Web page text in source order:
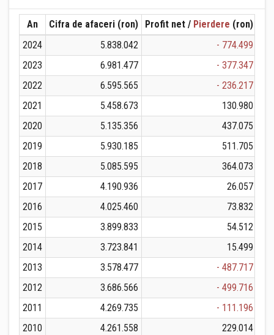
An Cifra de afaceri (ron) Profit net / Pierdere (ron)
2024
5.838.042
- 774.499
2023
6.981.477
- 377.347
2022
6.595.565
- 236.217
2021
5.458.673
130.980
2020
5.135.356
437.075
2019
5.930.185
511.705
2018
5.085.595
364.073
2017
4.190.936
26.057
2016
4.025.460
73.832
2015
3.899.833
54.512
2014
3.723.841
15.499
2013
3.578.477
- 487.717
2012
3.686.566
- 499.716
2011
4.269.735
- 111.196
2010
4.261.558
229.014